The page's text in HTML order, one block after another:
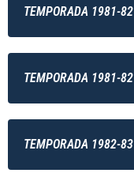
TEMPORADA 1981-82
TEMPORADA 1981-82
TEMPORADA 1982-83